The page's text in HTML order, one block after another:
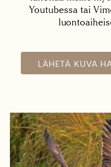
Youtubessa tai
LÄHETÄ KUVA